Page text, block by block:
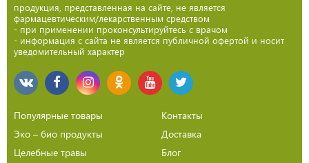
продукция, представленная на сайте, не является
фармацевтическим/лекарственным средством
- при применении проконсультируйтесь с врачом
- информация с сайта не является публичной офертой и носит
уведомительный характер
Популярные товары
Эко – био продукты
Целебные травы
Контакты
Доставка
Блог